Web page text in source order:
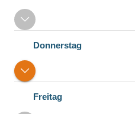
Donnerstag
Freitag